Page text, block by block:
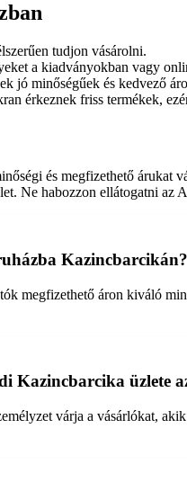
tudjon vásárolni.
a kiadványokban vagy
jó minőségűek és kedvező
érkeznek friss termékek,
és megfizethető árukat
Ne habozzon ellátogatni az
Kazincbarcikán?
megfizethető áron kiváló
Kazincbarcika üzlete
várja a vásárlókat,